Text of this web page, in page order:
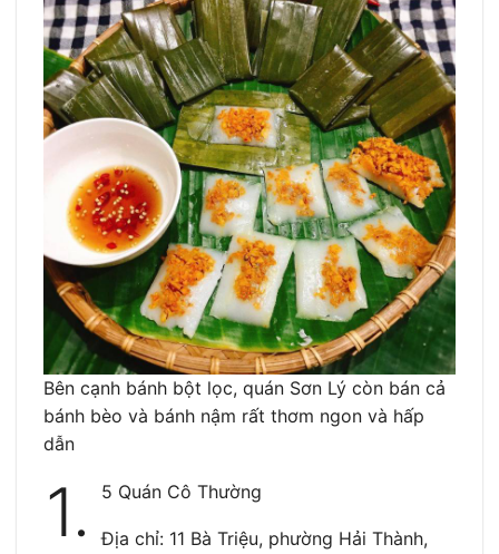
Bên cạnh bánh bột lọc, quán Sơn Lý còn bán cả
bánh bèo và bánh nậm rất thơm ngon và hấp
dẫn
1. 5 Quán Cô Thường
Địa chỉ: 11 Bà Triệu, phường Hải Thành,